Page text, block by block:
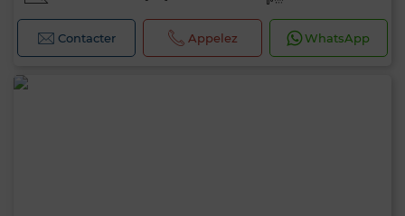
Contacter Appelez WhatsApp